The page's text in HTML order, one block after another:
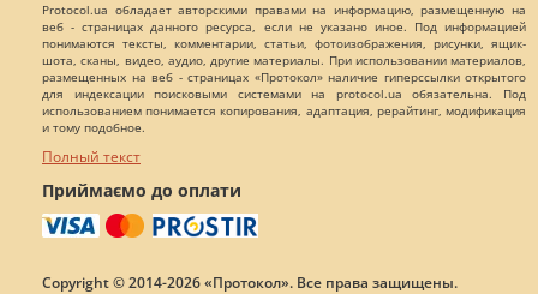
Protocol.ua обладает авторскими правами на информацию, размещенную на
веб - страницах данного ресурса, если не указано иное. Под информацией
понимаются тексты, комментарии, статьи, фотоизображения, рисунки, ящик-
шота, сканы, видео, аудио, другие материалы. При использовании материалов,
размещенных на веб - страницах «Протокол» наличие гиперссылки открытого
для индексации поисковыми системами на protocol.ua обязательна. Под
использованием понимается копирования, адаптация, рерайтинг, модификация
и тому подобное.
Полный текст
Приймаємо до оплати
Copyright © 2014-2026 «Протокол». Все права защищены.